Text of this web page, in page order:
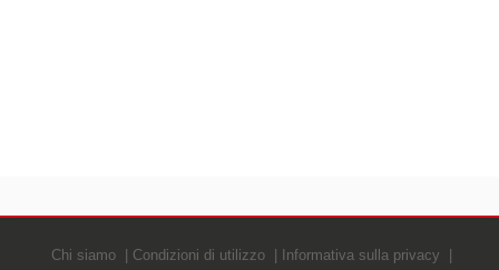
Chi siamo Condizioni di utilizzo Informativa sulla privacy